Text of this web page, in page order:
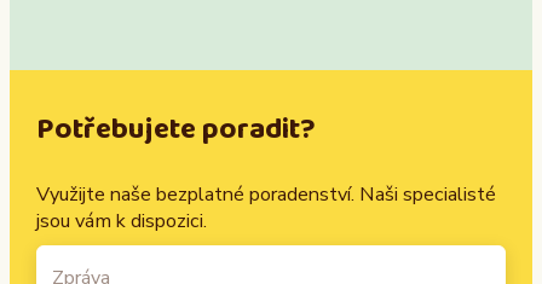
Potřebujete poradit?
Využijte naše bezplatné poradenství. Naši specialisté
jsou vám k dispozici.